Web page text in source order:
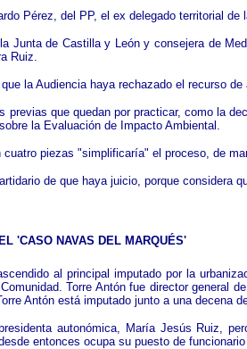
Pérez, del PP, el ex delegado territorial
Junta de Castilla y León y consejera de
Ruiz.
la Audiencia haya rechazado el recurso
que quedan por practicar, como la
la Evaluación de Impacto Ambiental.
piezas "simplificaría" el proceso, de
de que haya juicio, porque considera
'CASO NAVAS DEL MARQUÉS'
al principal imputado por la
Torre Antón fue director general
Antón está imputado junto a una decena
autonómica, María Jesús Ruiz,
entonces ocupa su puesto de funcionario